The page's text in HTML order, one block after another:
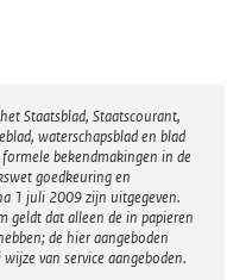
Staatsblad, Staatscourant,
waterschapsblad en blad
bekendmakingen in de
goedkeuring en
1 juli 2009 zijn uitgegeven.
geldt dat alleen de in papieren
de hier aangeboden
van service aangeboden.